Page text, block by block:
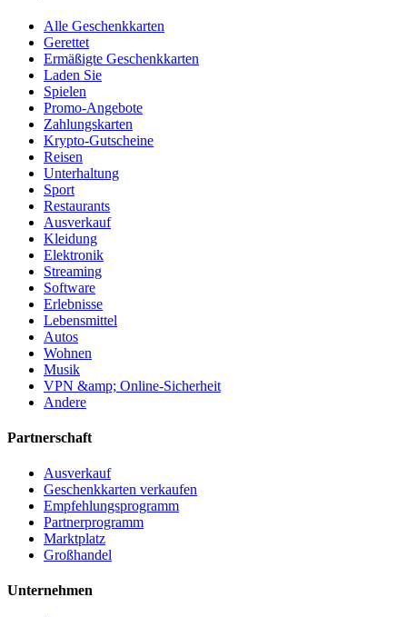
Alle Geschenkkarten
Gerettet
Ermäßigte Geschenkkarten
Laden Sie
Spielen
Promo-Angebote
Zahlungskarten
Krypto-Gutscheine
Reisen
Unterhaltung
Sport
Restaurants
Ausverkauf
Kleidung
Elektronik
Streaming
Software
Erlebnisse
Lebensmittel
Autos
Wohnen
Musik
VPN &amp; Online-Sicherheit
Andere
Partnerschaft
Ausverkauf
Geschenkkarten verkaufen
Empfehlungsprogramm
Partnerprogramm
Marktplatz
Großhandel
Unternehmen